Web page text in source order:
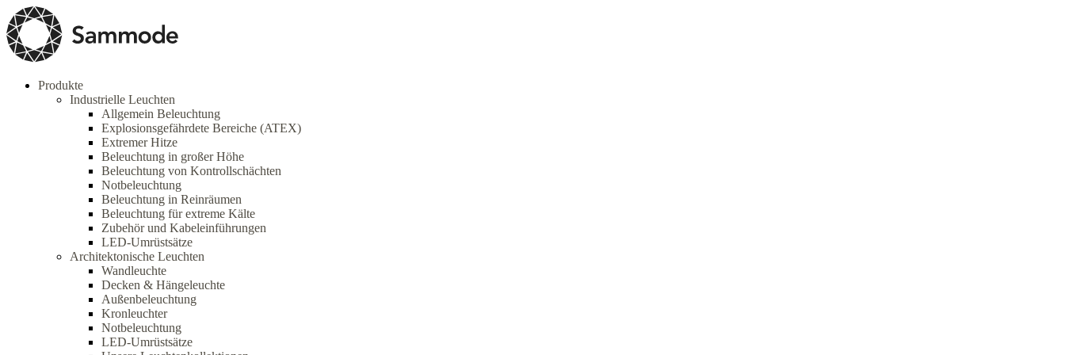
Produkte
Industrielle Leuchten
Allgemein Beleuchtung
Explosionsgefährdete Bereiche (ATEX)
Extremer Hitze
Beleuchtung in großer Höhe
Beleuchtung von Kontrollschächten
Notbeleuchtung
Beleuchtung in Reinräumen
Beleuchtung für extreme Kälte
Zubehör und Kabeleinführungen
LED-Umrüstsätze
Architektonische Leuchten
Wandleuchte
Decken & Hängeleuchte
Außenbeleuchtung
Kronleuchter
Notbeleuchtung
LED-Umrüstsätze